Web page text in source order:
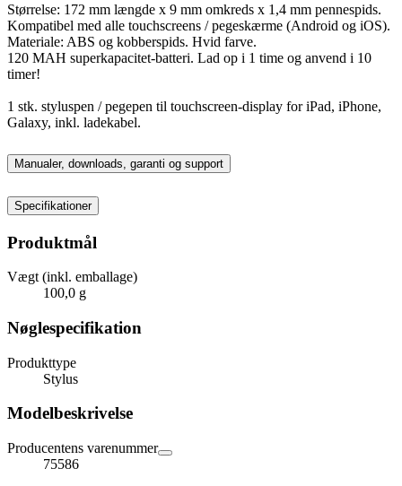
Størrelse: 172 mm længde x 9 mm omkreds x 1,4 mm pennespids.
Kompatibel med alle touchscreens / pegeskærme (Android og iOS).
Materiale: ABS og kobberspids. Hvid farve.
120 MAH superkapacitet-batteri. Lad op i 1 time og anvend i 10
timer!
1 stk. styluspen / pegepen til touchscreen-display for iPad, iPhone,
Galaxy, inkl. ladekabel.
Manualer, downloads, garanti og support
Specifikationer
Produktmål
Vægt (inkl. emballage)
100,0 g
Nøglespecifikation
Produkttype
Stylus
Modelbeskrivelse
Producentens varenummer
75586